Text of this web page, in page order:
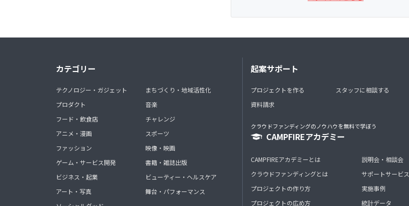
カテゴリー
テクノロジー・ガジェット
プロダクト
フード・飲食店
アニメ・漫画
ファッション
ゲーム・サービス開発
ビジネス・起業
アート・写真
まちづくり・地域活性化
音楽
チャレンジ
スポーツ
映像・映画
書籍・雑誌出版
ビューティー・ヘルスケア
舞台・パフォーマンス
起案サポート
プロジェクトを作る
資料請求
スタッフに相談する
クラウドファンディングのノウハウを無料で学ぼう
CAMPFIREアカデミー
CAMPFIREアカデミーとは
クラウドファンディングとは
プロジェクトの作り方
プロジェクトの広め方
説明会・相談会
サポートサービス
実施事例
統計データ